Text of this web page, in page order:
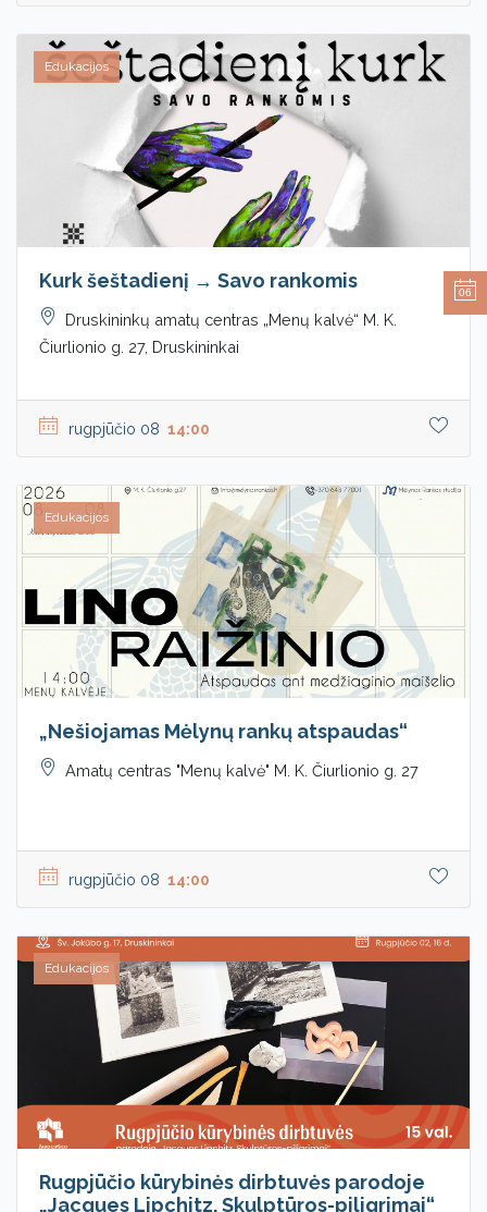
Edukacijos
Kurk šeštadienį → Savo rankomis
Druskininkų amatų centras „Menų kalvė“ M. K.
Čiurlionio g. 27, Druskininkai
rugpjūčio 08 14:00
Edukacijos
„Nešiojamas Mėlynų rankų atspaudas“
Amatų centras "Menų kalvė" M. K. Čiurlionio g. 27
rugpjūčio 08 14:00
Edukacijos
Rugpjūčio kūrybinės dirbtuvės parodoje
„Jacques Lipchitz. Skulptūros-piligrimai“
06